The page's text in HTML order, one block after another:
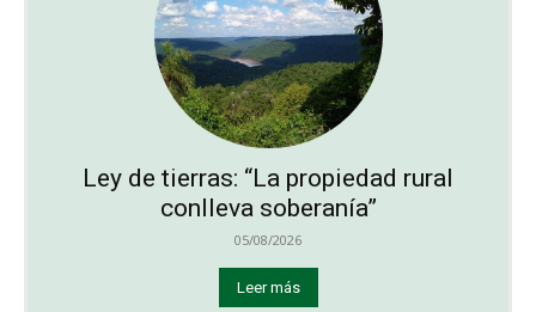
Ley de tierras: “La propiedad rural
conlleva soberanía”
05/08/2026
Leer más